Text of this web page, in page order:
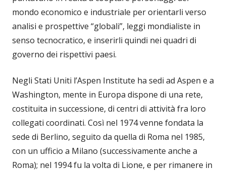
mondo economico e industriale per orientarli verso
analisi e prospettive “globali”, leggi mondialiste in
senso tecnocratico, e inserirli quindi nei quadri di
governo dei rispettivi paesi.
Negli Stati Uniti l’Aspen Institute ha sedi ad Aspen e a
Washington, mente in Europa dispone di una rete,
costituita in successione, di centri di attività fra loro
collegati coordinati. Così nel 1974 venne fondata la
sede di Berlino, seguito da quella di Roma nel 1985,
con un ufficio a Milano (successivamente anche a
Roma); nel 1994 fu la volta di Lione, e per rimanere in